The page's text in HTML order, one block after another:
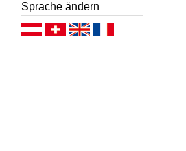
Sprache ändern
Deutsch (AT)Deutsch (CH)